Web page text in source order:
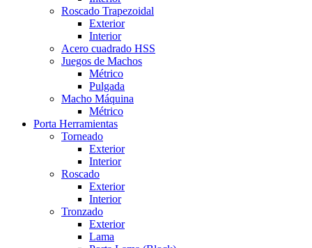
Roscado Trapezoidal
Exterior
Interior
Acero cuadrado HSS
Juegos de Machos
Métrico
Pulgada
Macho Máquina
Métrico
Porta Herramientas
Torneado
Exterior
Interior
Roscado
Exterior
Interior
Tronzado
Exterior
Lama